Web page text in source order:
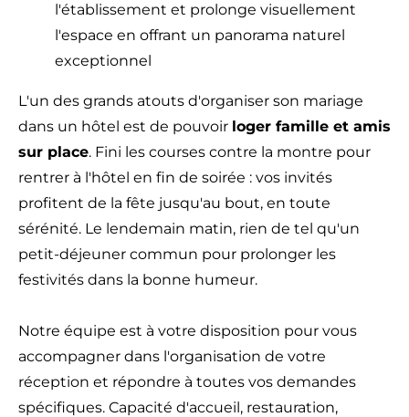
l'établissement et prolonge visuellement
l'espace en offrant un panorama naturel
exceptionnel
L'un des grands atouts d'organiser son mariage
dans un hôtel est de pouvoir loger famille et amis
sur place. Fini les courses contre la montre pour
rentrer à l'hôtel en fin de soirée : vos invités
profitent de la fête jusqu'au bout, en toute
sérénité. Le lendemain matin, rien de tel qu'un
petit-déjeuner commun pour prolonger les
festivités dans la bonne humeur.
Notre équipe est à votre disposition pour vous
accompagner dans l'organisation de votre
réception et répondre à toutes vos demandes
spécifiques. Capacité d'accueil, restauration,